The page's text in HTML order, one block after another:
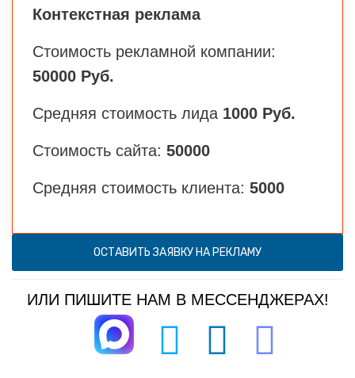
Контекстная реклама
Стоимость рекламной компании:
50000 Руб.
Средняя стоимость лида 1000 Руб.
Стоимость сайта: 50000
Средняя стоимость клиента: 5000
ОСТАВИТЬ ЗАЯВКУ НА РЕКЛАМУ
ИЛИ ПИШИТЕ НАМ В МЕССЕНДЖЕРАХ!